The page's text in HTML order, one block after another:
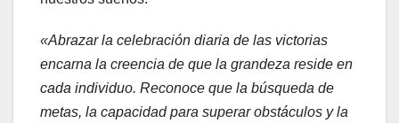
«Abrazar la celebración diaria de las victorias
encarna la creencia de que la grandeza reside en
cada individuo. Reconoce que la búsqueda de
metas, la capacidad para superar obstáculos y la